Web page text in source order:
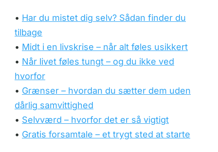
• Har du mistet dig selv? Sådan finder du
tilbage
• Midt i en livskrise – når alt føles usikkert
• Når livet føles tungt – og du ikke ved
hvorfor
• Grænser – hvordan du sætter dem uden
dårlig samvittighed
• Selvværd – hvorfor det er så vigtigt
• Gratis forsamtale – et trygt sted at starte